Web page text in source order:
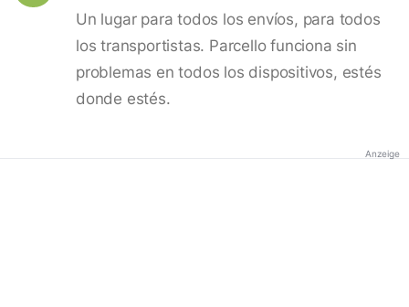
Un lugar para todos los envíos, para todos
los transportistas. Parcello funciona sin
problemas en todos los dispositivos, estés
donde estés.
Anzeige